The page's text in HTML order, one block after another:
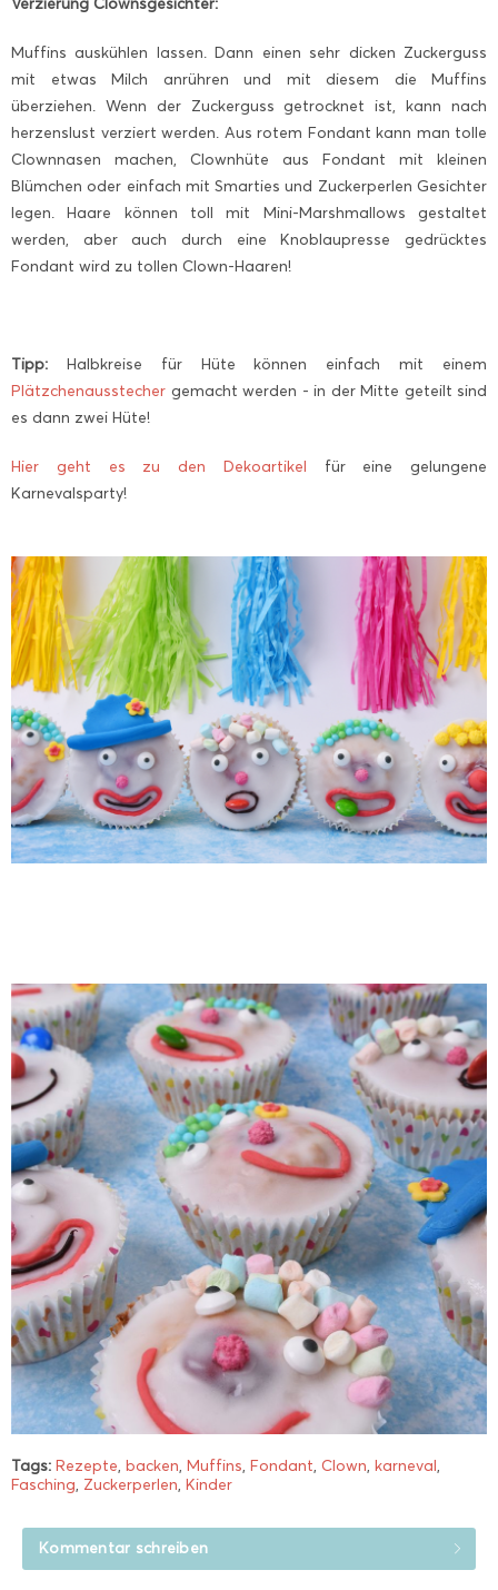
Verzierung Clownsgesichter:
Muffins auskühlen lassen. Dann einen sehr dicken Zuckerguss
mit etwas Milch anrühren und mit diesem die Muffins
überziehen. Wenn der Zuckerguss getrocknet ist, kann nach
herzenslust verziert werden. Aus rotem Fondant kann man tolle
Clownnasen machen, Clownhüte aus Fondant mit kleinen
Blümchen oder einfach mit Smarties und Zuckerperlen Gesichter
legen. Haare können toll mit Mini-Marshmallows gestaltet
werden, aber auch durch eine Knoblaupresse gedrücktes
Fondant wird zu tollen Clown-Haaren!
Tipp: Halbkreise für Hüte können einfach mit einem
Plätzchenausstecher gemacht werden - in der Mitte geteilt sind
es dann zwei Hüte!
Hier geht es zu den Dekoartikel für eine gelungene
Karnevalsparty!
Tags: Rezepte, backen, Muffins, Fondant, Clown, karneval,
Fasching, Zuckerperlen, Kinder
Kommentar schreiben